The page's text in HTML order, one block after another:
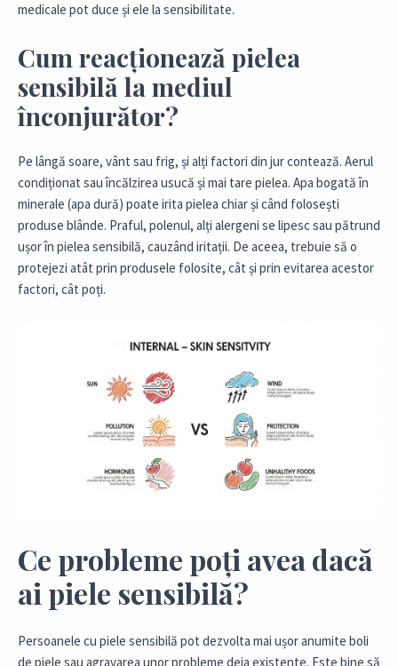
medicale pot duce și ele la sensibilitate.
Cum reacționează pielea
sensibilă la mediul
înconjurător?
Pe lângă soare, vânt sau frig, și alți factori din jur contează. Aerul
condiționat sau încălzirea usucă și mai tare pielea. Apa bogată în
minerale (apa dură) poate irita pielea chiar și când folosești
produse blânde. Praful, polenul, alți alergeni se lipesc sau pătrund
ușor în pielea sensibilă, cauzând iritații. De aceea, trebuie să o
protejezi atât prin produsele folosite, cât și prin evitarea acestor
factori, cât poți.
Ce probleme poți avea dacă
ai piele sensibilă?
Persoanele cu piele sensibilă pot dezvolta mai ușor anumite boli
de piele sau agravarea unor probleme deja existente. Este bine să